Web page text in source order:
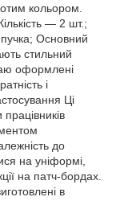
кольором.
— 2 шт.;
Основний
стильний
оформлені
і
Ці
до
на уніформі,
на патч-бордах.
в